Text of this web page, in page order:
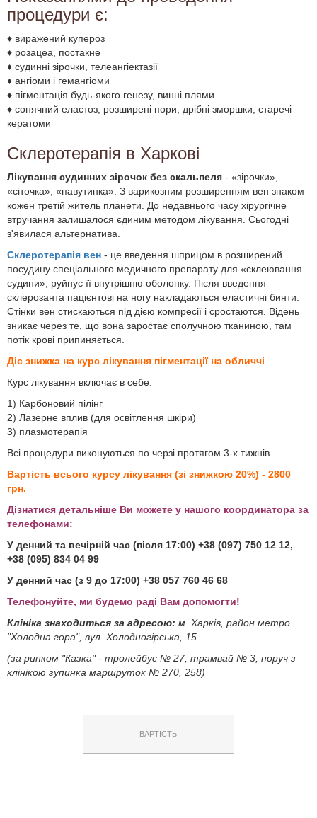
процедури є:
♦ виражений купероз
♦ розацеа, постакне
♦ судинні зірочки, телеангіектазії
♦ ангіоми і гемангіоми
♦ пігментація будь-якого генезу, винні плями
♦ сонячний еластоз, розширені пори, дрібні зморшки, старечі
кератоми
Склеротерапія в Харкові
Лікування судинних зірочок без скальпеля - «зірочки»,
«сіточка», «павутинка». З варикозним розширенням вен знаком
кожен третій житель планети. До недавнього часу хірургічне
втручання залишалося єдиним методом лікування. Сьогодні
з'явилася альтернатива.
Склеротерапія вен - це введення шприцом в розширений
посудину спеціального медичного препарату для «склеювання
судини», руйнує її внутрішню оболонку. Після введення
склерозанта пацієнтові на ногу накладаються еластичні бинти.
Стінки вен стискаються під дією компресії і сростаются. Відень
зникає через те, що вона заростає сполучною тканиною, там
потік крові припиняється.
Діє знижка на курс лікування пігментації на обличчі
Курс лікування включає в себе:
1) Карбоновий пілінг
2) Лазерне вплив (для освітлення шкіри)
3) плазмотерапія
Всі процедури виконуються по черзі протягом 3-х тижнів
Вартість всього курсу лікування (зі знижкою 20%) - 2800
грн.
Дізнатися детальніше Ви можете у нашого координатора за
телефонами:
У денний та вечірній час (після 17:00) +38 (097) 750 12 12,
+38 (095) 834 04 99
У денний час (з 9 до 17:00) +38 057 760 46 68
Телефонуйте, ми будемо раді Вам допомогти!
Клініка знаходиться за адресою: м. Харків, район метро
"Холодна гора", вул. Холодногірська, 15.
(за ринком "Казка" - тролейбус № 27, трамвай № 3, поруч з
клінікою зупинка маршруток № 270, 258)
ВАРТІСТЬ